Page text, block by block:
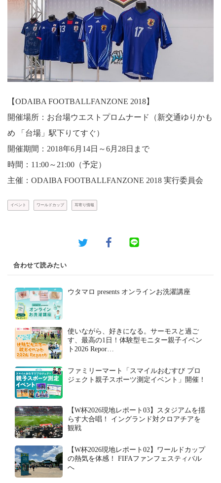
【ODAIBA FOOTBALLFANZONE 2018】
開催場所：お台場ウエストプロムナード（新交通ゆりかも
め 「台場」駅下りてすぐ）
開催期間：2018年6月14日～6月28日まで
時間：11:00～21:00（予定）
主催：ODAIBA FOOTBALLFANZONE 2018 実行委員会
イベント ワールドカップ 耳寄り情報
合わせて読みたい
ウタマロ presents オンラインお洗濯講座
使いながら、好きになる。サーモスと過ご
す、最高の1日！体験型モニター親子イベン
ト2026 Repor…
ファミリーマート「スマイルおむすび プロ
ジェクト親子スポーツ測定イベント」開催！
【W杯2026現地レポート03】スタジアムを揺
らす大合唱！ イングランド対クロアチアを
観戦
【W杯2026現地レポート02】ワールドカップ
の熱気を体感！ FIFAファンフェスティバル
へ